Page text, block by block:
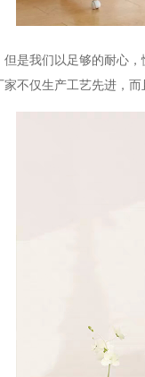
但是我们以足够的耐心
不仅生产工艺先进，而